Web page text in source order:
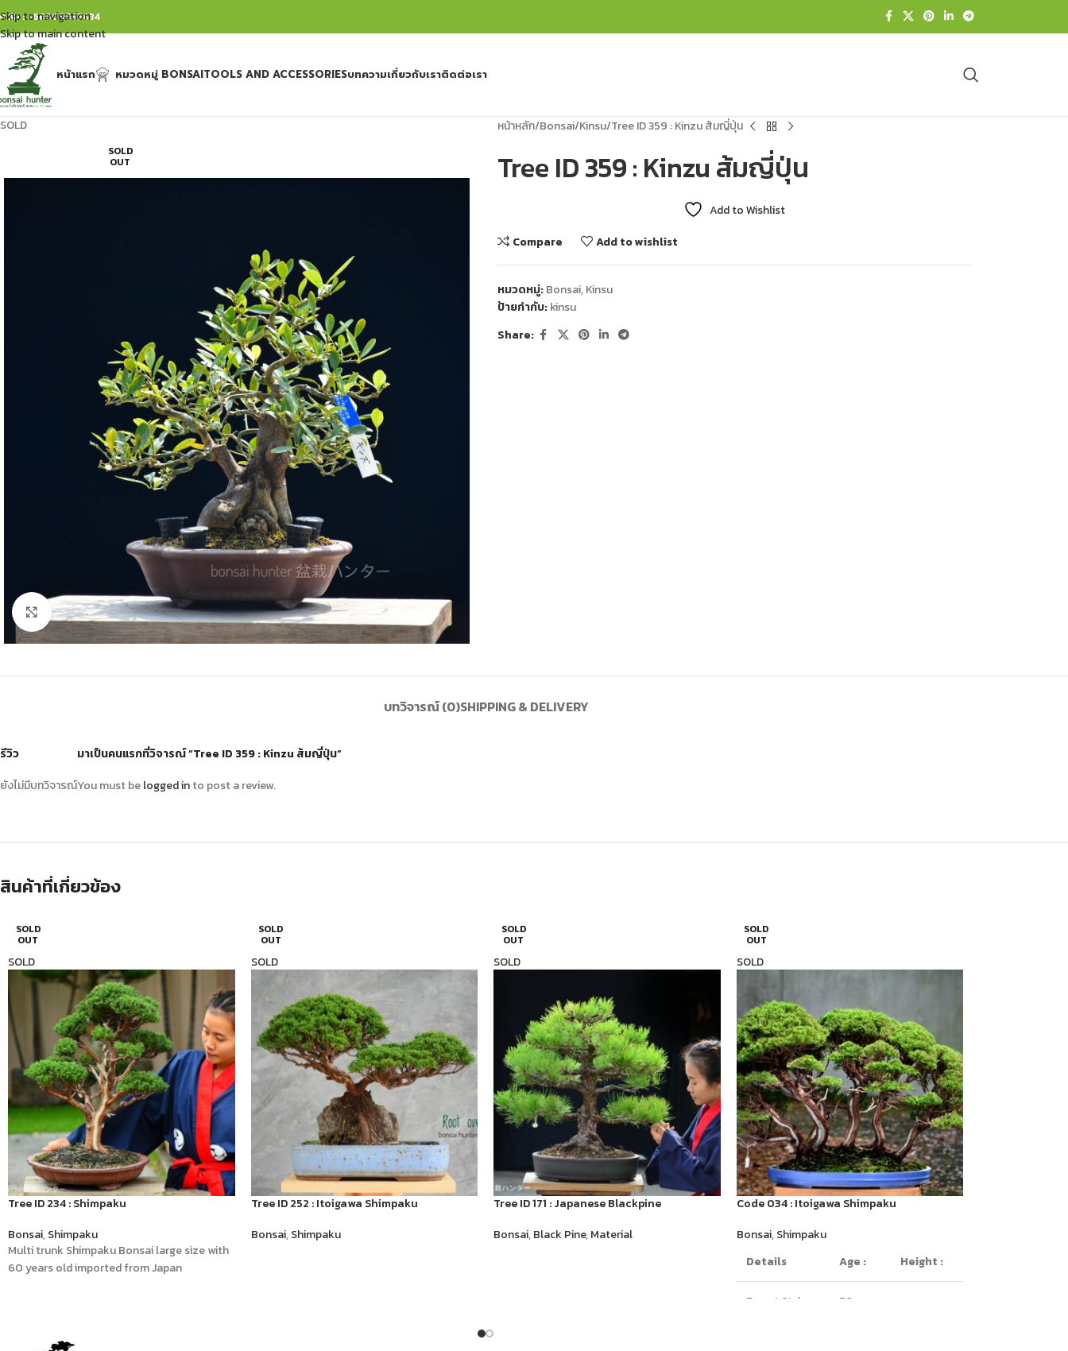
Skip to navigation
Skip to main content
ต่อ : +66809632484
หน้าแรก หมวดหมู่ BONSAITOOLS AND ACCESSORIESบทความเกี่ยวกับเราติดต่อเรา
SOLD
SOLD
OUT
Click to enlarge
หน้าหลัก Bonsai Kinsu Tree ID 359 : Kinzu ส้มญี่ปุ่น
Tree ID 359 : Kinzu ส้มญี่ปุ่น
Add to Wishlist
Compare
Add to wishlist
หมวดหมู่:Bonsai,Kinsu
ป้ายกำกับ:kinsu
Share:
บทวิจารณ์ (0)SHIPPING & DELIVERY
รีวิว
ยังไม่มีบทวิจารณ์
มาเป็นคนแรกที่วิจารณ์ “Tree ID 359 : Kinzu ส้มญี่ปุ่น”
You must belogged into post a review.
สินค้าที่เกี่ยวข้อง
SOLD
OUT
SOLD
Tree ID 234 : Shimpaku
Bonsai,Shimpaku
Multi trunk Shimpaku Bonsai large size with
60 years old imported from Japan
SOLD
OUT
SOLD
Tree ID 252 : Itoigawa Shimpaku
Bonsai, Shimpaku
SOLD
OUT
SOLD
Tree ID 171 : Japanese Blackpine
Bonsai,Black Pine,Material
SOLD
OUT
SOLD
Code 034 : Itoigawa Shimpaku
Bonsai, Shimpaku
Details
Age : Height :
Forest Style
70 yrs